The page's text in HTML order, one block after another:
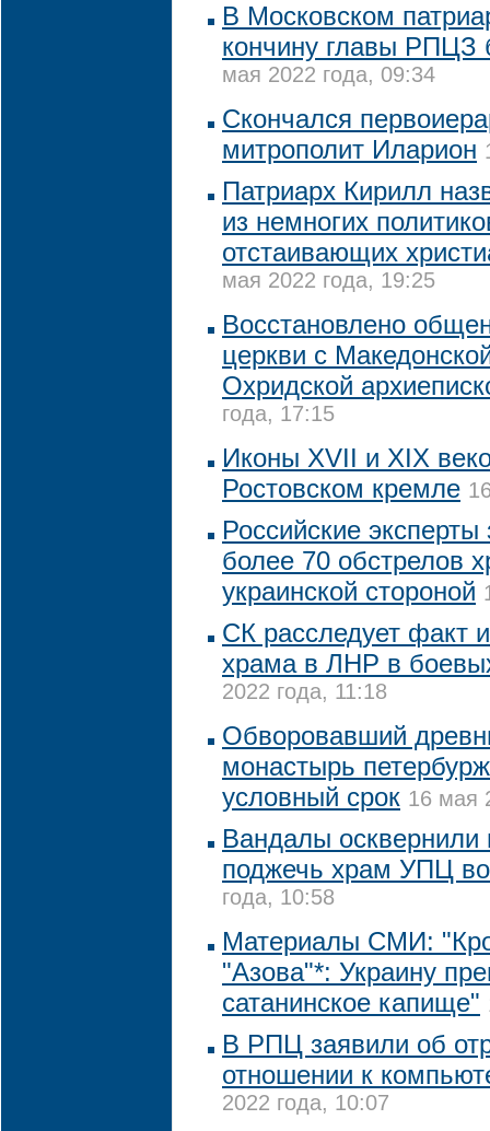
В Московском
кончину главы РПЦЗ
мая 2022 года, 09:34
Скончался
митрополит Иларион
Патриарх Кирилл
из немногих
отстаивающих
мая 2022 года, 19:25
Восстановлено
церкви с
Охридской
года, 17:15
Иконы XVII и XIX
Ростовском кремле
Российские
более 70 обстрелов
украинской стороной
СК расследует факт
храма в ЛНР в
2022 года, 11:18
Обворовавший
монастырь
условный срок 16 мая
Вандалы осквернили
поджечь храм УПЦ
года, 10:58
Материалы СМИ:
"Азова"*: Украину
сатанинское капище"
В РПЦ заявили об
отношении к
2022 года, 10:07